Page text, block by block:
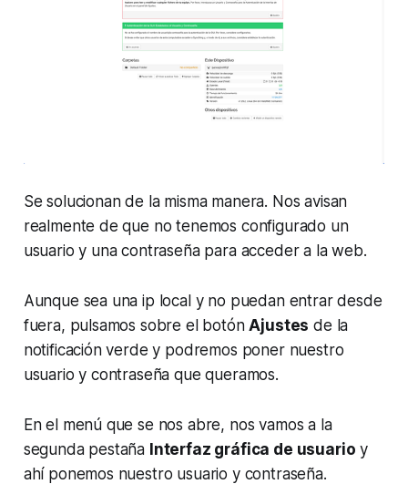
Se solucionan de la misma manera. Nos avisan
realmente de que no tenemos configurado un
usuario y una contraseña para acceder a la web.
Aunque sea una ip local y no puedan entrar desde
fuera, pulsamos sobre el botónAjustes de la
notificación verde y podremos poner nuestro
usuario y contraseña que queramos.
En el menú que se nos abre, nos vamos a la
segunda pestaña Interfaz gráfica de usuario y
ahí ponemos nuestro usuario y contraseña.